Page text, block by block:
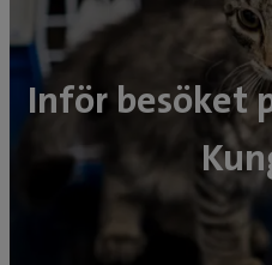
Inför besöket